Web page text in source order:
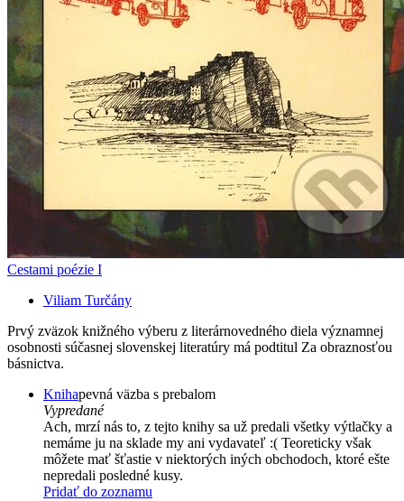
Cestami poézie I
Viliam Turčány
Prvý zväzok knižného výberu z literárnovedného diela významnej
osobnosti súčasnej slovenskej literatúry má podtitul Za obraznosťou
básnictva.
Knihapevná väzba s prebalom
Vypredané
Ach, mrzí nás to, z tejto knihy sa už predali všetky výtlačky a
nemáme ju na sklade my ani vydavateľ :( Teoreticky však
môžete mať šťastie v niektorých iných obchodoch, ktoré ešte
nepredali posledné kusy.
Pridať do zoznamu